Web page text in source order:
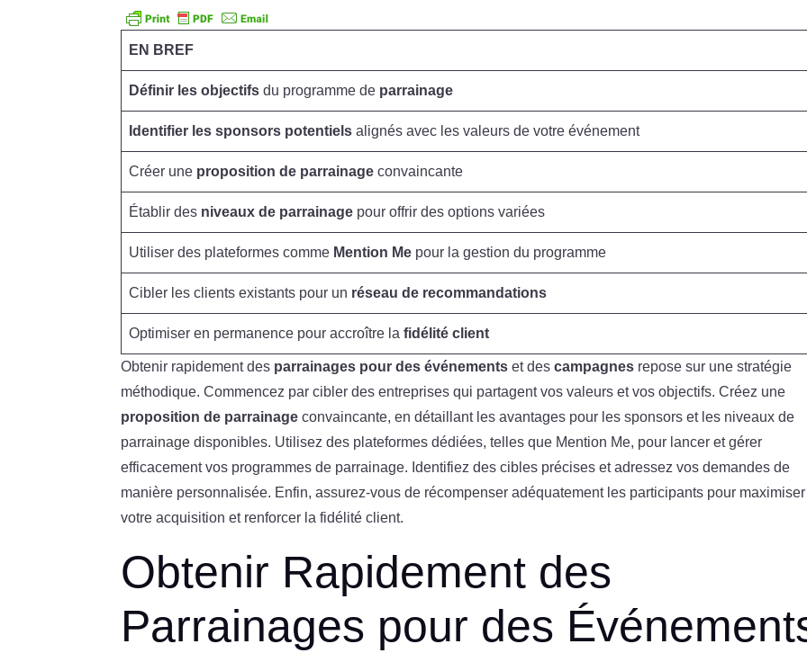
EN BREF
Définir les objectifs du programme de parrainage
Identifier les sponsors potentiels alignés avec les valeurs de votre événement
Créer une proposition de parrainage convaincante
Établir des niveaux de parrainage pour offrir des options variées
Utiliser des plateformes comme Mention Me pour la gestion du programme
Cibler les clients existants pour un réseau de recommandations
Optimiser en permanence pour accroître lafidélité client
Obtenir rapidement des parrainages pour des événements et descampagnes repose sur une stratégie
méthodique. Commencez par cibler des entreprises qui partagent vos valeurs et vos objectifs. Créez une
proposition de parrainage convaincante, en détaillant les avantages pour les sponsors et les niveaux de
parrainage disponibles. Utilisez des plateformes dédiées, telles que Mention Me, pour lancer et gérer
efficacement vos programmes de parrainage. Identifiez des cibles précises et adressez vos demandes de
manière personnalisée. Enfin, assurez-vous de récompenser adéquatement les participants pour maximiser
votre acquisition et renforcer la fidélité client.
Obtenir Rapidement des
Parrainages pour des